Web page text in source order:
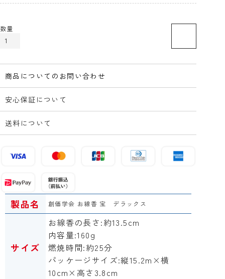
商品についてのお問い合わせ
安心保証について
送料について
製品名 創価学会 お線香 宝 デラックス
サイズ
お線香の長さ:約13.5cm
内容量:160g
燃焼時間:約25分
パッケージサイズ:縦15.2m×横
10cm×高さ3.8cm